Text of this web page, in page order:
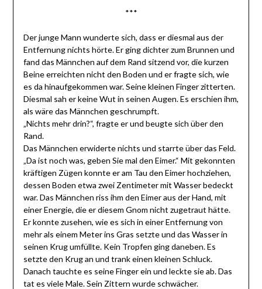
***
Der junge Mann wunderte sich, dass er diesmal aus der
Entfernung nichts hörte. Er ging dichter zum Brunnen und
fand das Männchen auf dem Rand sitzend vor, die kurzen
Beine erreichten nicht den Boden und er fragte sich, wie
es da hinaufgekommen war. Seine kleinen Finger zitterten.
Diesmal sah er keine Wut in seinen Augen. Es erschien ihm,
als wäre das Männchen geschrumpft.
„Nichts mehr drin?“, fragte er und beugte sich über den
Rand.
Das Männchen erwiderte nichts und starrte über das Feld.
„Da ist noch was, geben Sie mal den Eimer.“ Mit gekonnten
kräftigen Zügen konnte er am Tau den Eimer hochziehen,
dessen Boden etwa zwei Zentimeter mit Wasser bedeckt
war. Das Männchen riss ihm den Eimer aus der Hand, mit
einer Energie, die er diesem Gnom nicht zugetraut hätte.
Er konnte zusehen, wie es sich in einer Entfernung von
mehr als einem Meter ins Gras setzte und das Wasser in
seinen Krug umfüllte. Kein Tropfen ging daneben. Es
setzte den Krug an und trank einen kleinen Schluck.
Danach tauchte es seine Finger ein und leckte sie ab. Das
tat es viele Male. Sein Zittern wurde schwächer.